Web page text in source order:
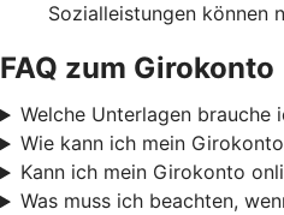
Sozialleistungen können
FAQ zum Girokonto
Welche Unterlagen
Wie kann ich mein
Kann ich mein Girokonto
Was muss ich beachten,